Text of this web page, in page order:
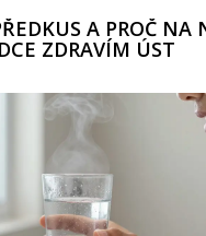
A PROČ NA
ZDRAVÍM ÚST